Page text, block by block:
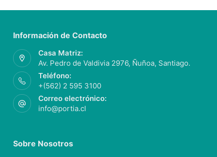
Información de Contacto
Casa Matriz:
Av. Pedro de Valdivia 2976, Ñuñoa, Santiago.
Teléfono:
+(562) 2 595 3100
Correo electrónico:
info@portia.cl
Sobre Nosotros